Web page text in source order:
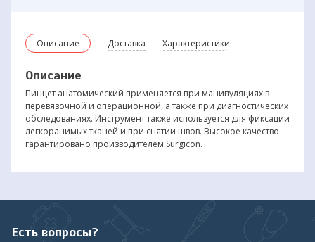
Описание Доставка Характеристики
Описание
Пинцет анатомический применяется при манипуляциях в
перевязочной и операционной, а также при диагностических
обследованиях. Инструмент также используется для фиксации
легкоранимых тканей и при снятии швов. Высокое качество
гарантировано производителем Surgicon.
Есть вопросы?